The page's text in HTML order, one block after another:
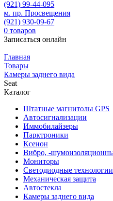
(921) 99-44-095
м. пр. Просвещения
(921) 930-09-67
0 товаров
Записаться онлайн
Главная
Товары
Камеры заднего вида
Seat
Каталог
Штатные магнитолы GPS
Автосигнализации
Иммобилайзеры
Парктроники
Ксенон
Вибро, -
Мониторы
Светодиодные технологии
Механическая защита
Автостекла
Камеры заднего вида